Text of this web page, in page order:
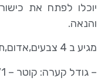
יוכלו לפתח את
והנאה.
מגיע ב 4 צבעים,אדום,תכלת,ירוק,כתום
– גודל קערה: קוטר – 71 ס"מ, גובה – 28 ס"מ.